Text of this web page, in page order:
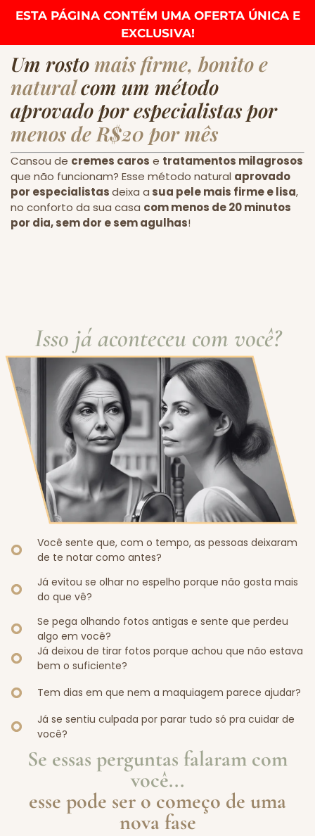
ESTA PÁGINA CONTÉM UMA OFERTA ÚNICA E
EXCLUSIVA!
Um rosto mais firme, bonito e
naturalcom um método
aprovado por especialistas por
menos de R$20 por mês
Cansou de cremes caros e tratamentos milagrosos
que não funcionam? Esse método natural aprovado
por especialistasdeixa a sua pele mais firme e lisa,
no conforto da sua casa com menos de 20 minutos
por dia, sem dor e sem agulhas!
Isso já aconteceu com você?
Você sente que, com o tempo, as pessoas deixaram
de te notar como antes?
Já evitou se olhar no espelho porque não gosta mais
do que vê?
Se pega olhando fotos antigas e sente que perdeu
algo em você?
Já deixou de tirar fotos porque achou que não estava
bem o suficiente?
Tem dias em que nem a maquiagem parece ajudar?
Já se sentiu culpada por parar tudo só pra cuidar de
você?
Se essas perguntas falaram com
você...
esse pode ser o começo de uma
nova fase